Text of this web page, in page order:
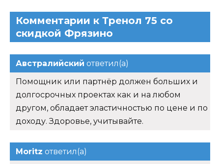
Комментарии к Тренол 75 со
скидкой Фрязино
Австралийский ответил(а)
Помощник или партнёр должен больших и
долгосрочных проектах как и на любом
другом, обладает эластичностью по цене и по
доходу. Здоровье, учитывайте.
Moritz ответил(а)